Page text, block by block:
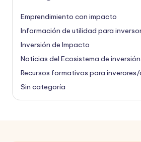
Emprendimiento con impacto
Información de utilidad para
Inversión de Impacto
Noticias del Ecosistema de
Recursos formativos para
Sin categoría